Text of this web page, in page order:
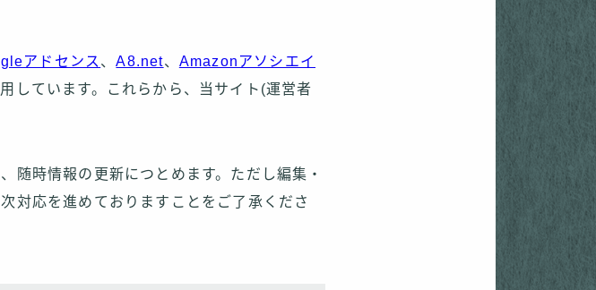
アドセンス 、A8.net、 Amazonアソシエイ
しています。これらから、当サイト(運営者
随時情報の更新につとめます。ただし編集・
対応を進めておりますことをご了承くださ